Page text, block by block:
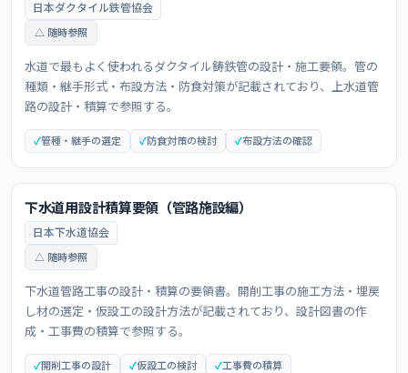
日本ダクタイル鉄管協会
△ 随時参照
水道で最もよく使われるダクタイル鋳鉄管の設計・施工要領。管の
種類・継手形式・布設方法・防食対策が記載されており、上水道管
路の設計・積算で参照する。
管種・継手の選定 防食対策の検討 布設方法の確認
下水道用設計積算要領（管路施設編）
日本下水道協会
△ 随時参照
下水道管路工事の設計・積算の要領書。開削工事の施工方法・埋戻
し材の選定・仮設工の設計方法が記載されており、設計図書の作
成・工事費の積算で参照する。
開削工事の設計 仮設工の検討 工事費の積算